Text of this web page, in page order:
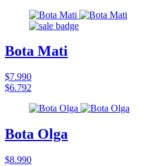
Bota Mati
$7.990
$6.792
Bota Olga
$8.990